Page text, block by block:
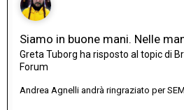
Siamo in buone mani. Nelle
Greta Tuborg ha risposto al topic di
Forum
Andrea Agnelli andrà ringraziato per